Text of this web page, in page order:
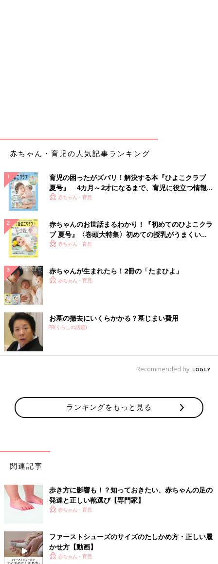
赤ちゃんの足には土踏まずはまだなく、これから歩くことによっ
て形成されていき ます。また、足の骨の多くはまだ軟骨で、関
節の連結もまだゆるい状態です。なので足に合わない小さな靴で
も履けてしまうので注意が必要です。
【赤ちゃんの足の特徴2】甲高でつま先が扇形
赤ちゃんの足はまだ足長が短いため、ぷっくりとした甲高に見え
ます。また、つま先が扇形に広く見えることが多いですが、最近
をした靴選びをすることが大切です。靴を選ぶ際は、甲やつまま
先を圧迫しないデザインのものを選びましょう。成長するにつれ
て甲が低くなり、足幅に対してつま先幅が狭いバランスに変化し
初めての靴選びでは、この4つをチェックして！
赤ちゃん・育児の人気記事ランキング
育児の困ったがズバリ！解決する本『ひよこクラブ
夏号』 4カ月～2才になるまで、育児に役立つ情報が
いっぱい！
赤ちゃん・育児
赤ちゃんのお世話まるわかり！『初めてのひよこクラ
ブ 夏号』〈巻頭大特集〉初めての授乳がうまくい
く！ おっぱい・ミルクの基本と夏のトラブル 解決テ
赤ちゃん・育児
赤ちゃんが生まれたら！2冊の「たまひよ」
赤ちゃん・育児
お墓の撤去にいくらかかる？墓じまい費用
PR(くらしの話題)
Recommended by
ランキングをもっと見る
関連記事
歩き方に影響も！？知っておきたい、赤ちゃんの足の
発達と正しい靴選び【専門家】
赤ちゃん・育児
ファーストシューズのサイズのたしかめ方・正しい履
かせ方【動画】
赤ちゃん・育児